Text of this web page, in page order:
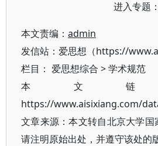
进入专题
本文责编： admin
发信站：爱思想（https://
栏目： 爱思想综合 >学术规范
本文链
https://www.aisixiang.com/
文章来源：本文转自北京大学
请注明原始出处，并遵守该处的